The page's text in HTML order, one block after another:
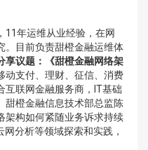
11年运维从业经验，在网
。目前负责甜橙金融运维体
享议题：
《甜橙金融网络架
动支付、理财、征信、消费
互联网金融服务商，IT基础
甜橙金融信息技术部总监陈
架构如何紧随业务诉求持续
分析等领域探索和实践，